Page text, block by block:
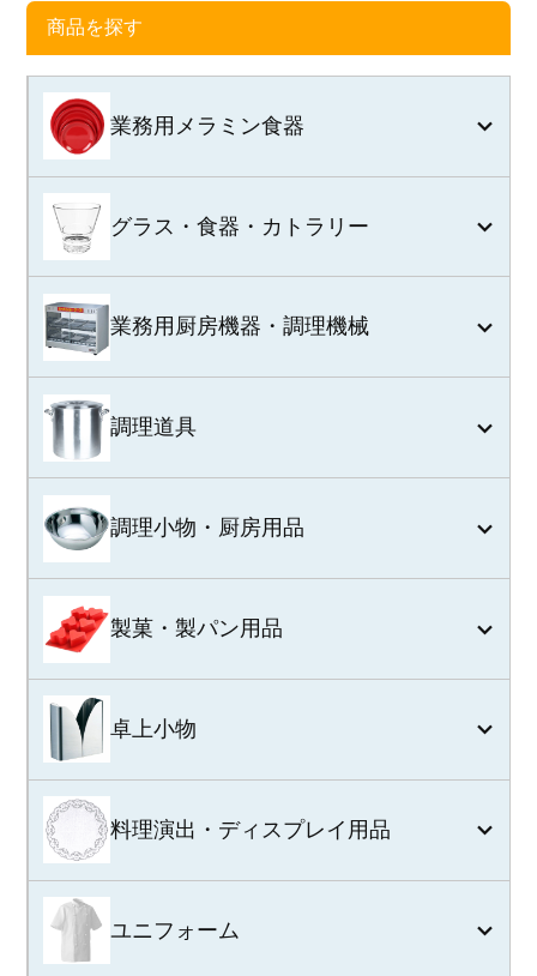
商品を探す
業務用メラミン食器
グラス・食器・カトラリー
業務用厨房機器・調理機械
調理道具
調理小物・厨房用品
製菓・製パン用品
卓上小物
料理演出・ディスプレイ用品
ユニフォーム